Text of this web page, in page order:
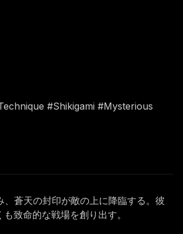
#Shikigami #Mysterious
蒼天の封印が敵の上に降臨する。彼
致命的な戦場を創り出す。